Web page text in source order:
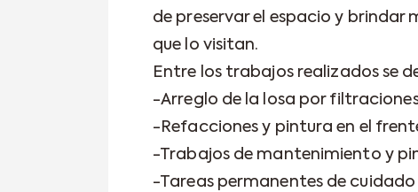
de preservar el espacio y brindar
que lo visitan.
Entre los trabajos realizados se
-Arreglo de la losa por
-Refacciones y pintura en el
-Trabajos de mantenimiento y
-Tareas permanentes de